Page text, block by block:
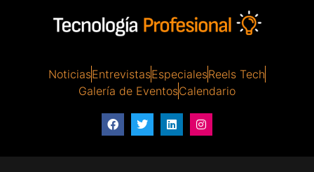
NoticiasEntrevistasEspecialesReels Tech
Galería de EventosCalendario